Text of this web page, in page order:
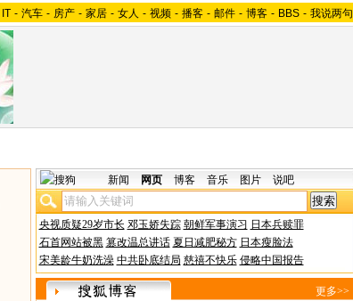
IT - 汽车 - 房产 - 家居 - 女人 - 视频 - 播客 - 邮件 - 博客 - BBS - 我说两句
新闻 网页 博客 音乐 图片 说吧
央视质疑29岁市长 邓玉娇失踪 朝鲜军事演习 日本兵赎罪
石首网站被黑 篡改温总讲话 夏日减肥秘方 日本瘦脸法
宋美龄牛奶洗澡 中共卧底结局 慈禧不快乐 侵略中国报告
更多>>